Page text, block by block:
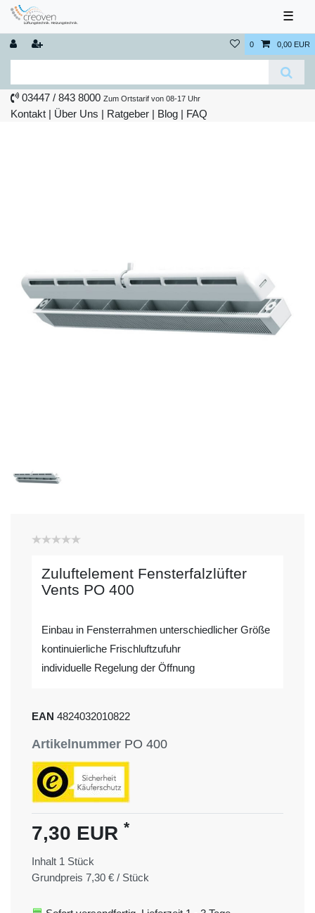
☰
0 0,00 EUR
03447 / 843 8000 Zum Ortstarif von 08-17 Uhr
Kontakt | Über Uns | Ratgeber | Blog | FAQ
Zuluftelement Fensterfalzlüfter
Vents PO 400
Einbau in Fensterrahmen unterschiedlicher Größe
kontinuierliche Frischluftzufuhr
individuelle Regelung der Öffnung
EAN 4824032010822
Artikelnummer PO 400
7,30 EUR *
Inhalt 1 Stück
Grundpreis 7,30 € / Stück